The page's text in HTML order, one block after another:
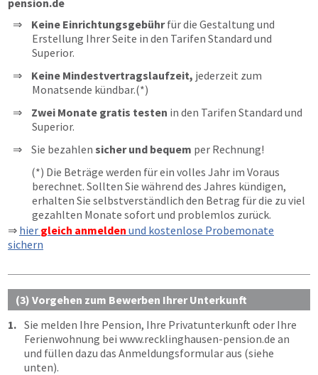
pension.de
Keine Einrichtungsgebührfür die Gestaltung und
Erstellung Ihrer Seite in den Tarifen Standard und
Superior.
Keine Mindestvertragslaufzeit, jederzeit zum
Monatsende kündbar.(*)
Zwei Monate gratis testen in den Tarifen Standard und
Superior.
Sie bezahlen sicher und bequem per Rechnung!
(*) Die Beträge werden für ein volles Jahr im Voraus
berechnet. Sollten Sie während des Jahres kündigen,
erhalten Sie selbstverständlich den Betrag für die zu viel
gezahlten Monate sofort und problemlos zurück.
⇒ hier gleich anmelden und kostenlose Probemonate
sichern
(3) Vorgehen zum Bewerben Ihrer Unterkunft
1. Sie melden Ihre Pension, Ihre Privatunterkunft oder Ihre
Ferienwohnung bei www.recklinghausen-pension.de an
und füllen dazu das Anmeldungsformular aus (siehe
unten).